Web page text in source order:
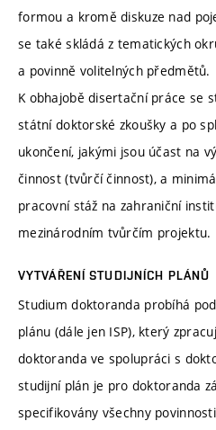
formou a kromě diskuze nad
se také skládá z tematických
a povinně volitelných předmětů.
K obhajobě disertační práce se
státní doktorské zkoušky a po
ukončení, jakými jsou účast na
činnost (tvůrčí činnost), a
pracovní stáž na zahraniční
mezinárodním tvůrčím projektu.
VYTVÁŘENÍ STUDIJNÍCH PLÁNŮ
Studium doktoranda probíhá
plánu (dále jen ISP), který
doktoranda ve spolupráci s
studijní plán je pro doktoranda
specifikovány všechny